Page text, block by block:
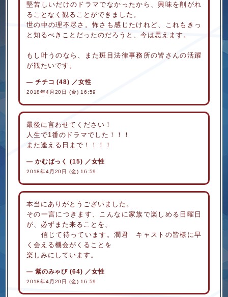
堅苦しいだけのドラマでなかったから、興味を削がれ
ることなく観ることができました。
世の中の理不尽さ。怖さも感じたけれど、これもきっ
と知るべきことだったのだろうと、今は思えます。
もし叶うのなら、また斑目法律事務所の皆さんの活躍
が観たいです。
チチコ (48) ／女性
2018年4月20日 (金) 16:59
最後に言わせてください！
人生で1番のドラマでした！！！
また逢える日まで！！！！
かむばっく (15) ／女性
2018年4月20日 (金) 16:59
本当にありがとうございました。
その一言につきます、こんなに家族で楽しめる日曜日
が、必ずまた来ることを、
信じて待っています。潤君 キャストの皆様に早
く会える機会がくることを
楽しみにしています。
紫のみゃび (64) ／女性
2018年4月20日 (金) 16:59